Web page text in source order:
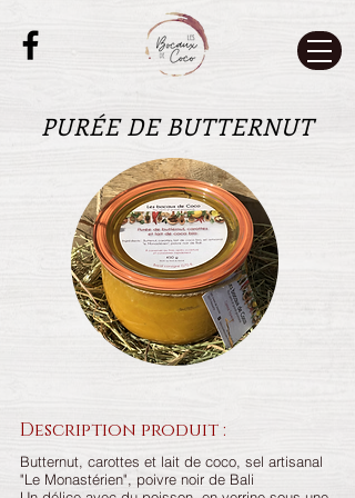
PURÉE DE BUTTERNUT
Description produit :
Butternut, carottes et lait de coco, sel artisanal
"Le Monastérien", poivre noir de Bali